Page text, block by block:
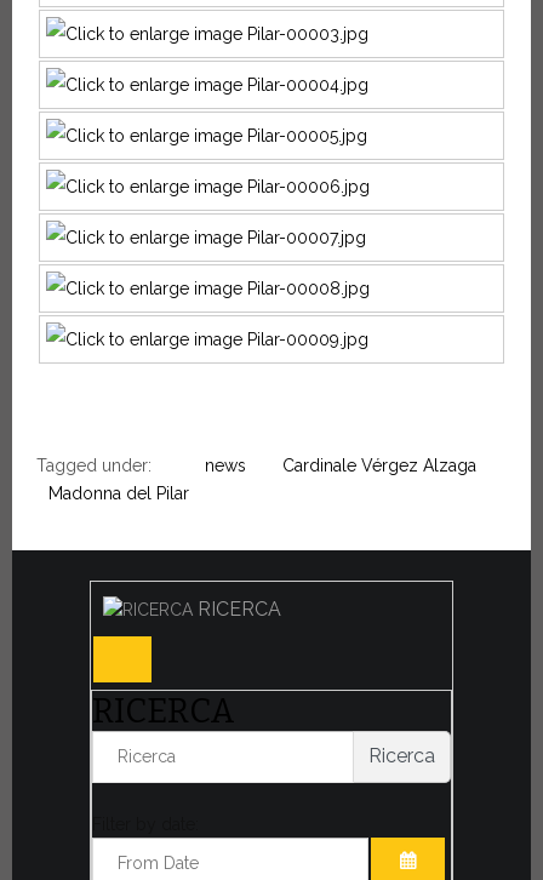
Tagged under: news
Cardinale Vérgez Alzaga
Madonna del Pilar
RICERCA
RICERCA
Ricerca